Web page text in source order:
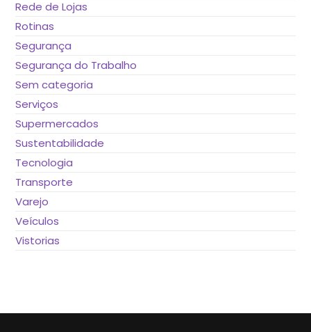
Rede de Lojas
Rotinas
Segurança
Segurança do Trabalho
Sem categoria
Serviços
Supermercados
Sustentabilidade
Tecnologia
Transporte
Varejo
Veículos
Vistorias